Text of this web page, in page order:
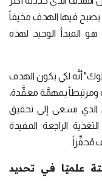
يصبح فيها الهدف مخيفاً
المبدأ الوحيد لهذه
أنَّه لكي يكون الهدف
ومرتبطاً بمهمَّة معقَّدة،
يسعى إلى تحقيق
الراجعة المفيدة
مُحفِّزاً.
مثبتة علميًا في تحديد